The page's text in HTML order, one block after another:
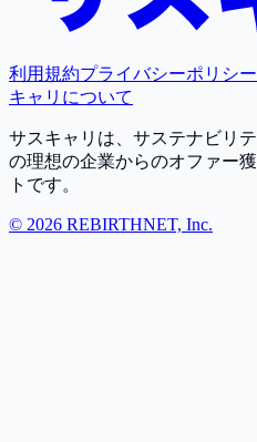
利用規約プライバシーポリシー
キャリについて
サスキャリは、サステナビリ
の理想の企業からのオファー
トです。
© 2026 REBIRTHNET, Inc.